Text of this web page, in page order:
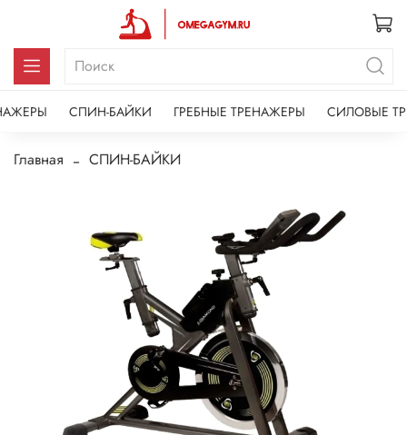
СПИН-БАЙКИ ГРЕБНЫЕ ТРЕНАЖЕРЫ СИЛОВЫЕ
Главная СПИН-БАЙКИ